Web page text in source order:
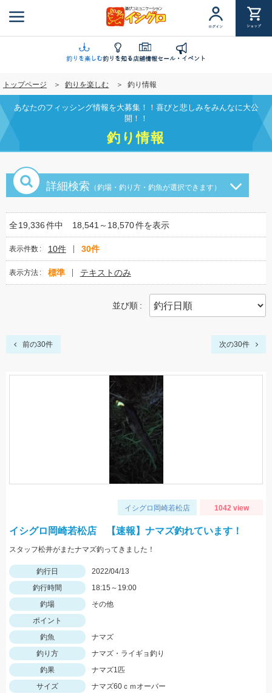
ン
に
移
動
ログイン ショップ
釣りを楽しむ釣りを知る店舗情報セール・イベント
トップページ 釣りを楽しむ 釣り情報
あなたのフィッシング情報を大募集！！喜びと悲しみをみんなに大公
開！！
釣り情報
詳細検索 （釣場・釣り方・釣魚が選択できます）
全19,336件中 18,541～18,570件を表示
表示件数 10件 30件
表示方法 標準 テキストのみ
並び順
前の30件 次の30件
イシグロ岡崎若松店 1042 view
イシグロ岡崎若松店 【速報】ナマズ釣れています！
スタッフ松井がまたナマズ釣ってきました！
釣行日
2022/04/13
釣行時間
18:15～19:00
釣場
その他
ポイント
釣魚
ナマズ
釣り方
ナマズ・ライギョ釣り
釣果
ナマズ1匹
サイズ
ナマズ60ｃｍオーバー